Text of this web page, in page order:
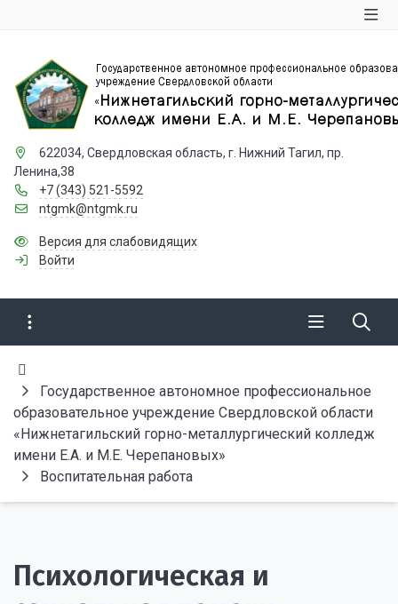
622034, Свердловская область, г. Нижний Тагил, пр.
Ленина,38
+7 (343) 521-5592
ntgmk@ntgmk.ru
Версия для слабовидящих
Войти
Государственное автономное профессиональное
образовательное учреждение Свердловской области
«Нижнетагильский горно-металлургический колледж
имени Е.А. и М.Е. Черепановых»
Воспитательная работа
Психологическая и